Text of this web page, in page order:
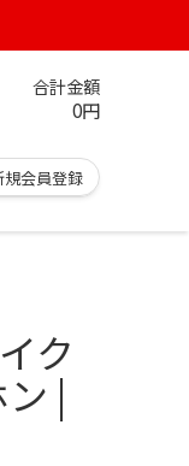
合計金額
0円
規会員登録
ク
|